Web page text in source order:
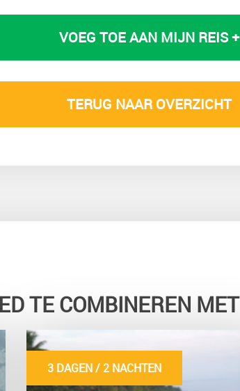
VOEG TOE AAN MIJN REIS +
TERUG NAAR OVERZICHT
TE COMBINEREN MET
3 DAGEN / 2 NACHTEN